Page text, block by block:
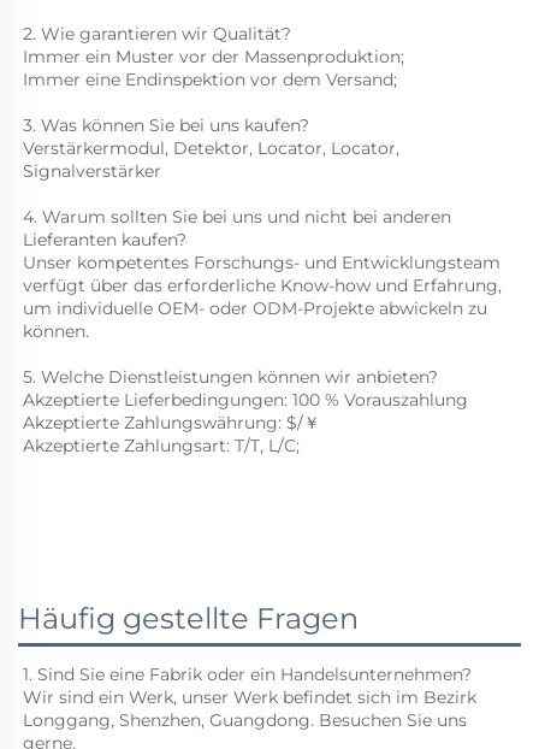
2. Wie garantieren wir Qualität?
Immer ein Muster vor der Massenproduktion;
Immer eine Endinspektion vor dem Versand;
3. Was können Sie bei uns kaufen?
Verstärkermodul, Detektor, Locator, Locator,
Signalverstärker
4. Warum sollten Sie bei uns und nicht bei anderen
Lieferanten kaufen?
Unser kompetentes Forschungs- und Entwicklungsteam
verfügt über das erforderliche Know-how und Erfahrung,
um individuelle OEM- oder ODM-Projekte abwickeln zu
können.
5. Welche Dienstleistungen können wir anbieten?
Akzeptierte Lieferbedingungen: 100 % Vorauszahlung
Akzeptierte Zahlungswährung: $/￥
Akzeptierte Zahlungsart: T/T, L/C;
Häufig gestellte Fragen
1. Sind Sie eine Fabrik oder ein Handelsunternehmen?
Wir sind ein Werk, unser Werk befindet sich im Bezirk
Longgang, Shenzhen, Guangdong. Besuchen Sie uns
gerne.